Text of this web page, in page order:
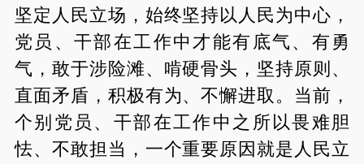
坚定人民立场，始终坚持以人民为中心，
党员、干部在工作中才能有底气、有勇
气，敢于涉险滩、啃硬骨头，坚持原则、
直面矛盾，积极有为、不懈进取。当前，
个别党员、干部在工作中之所以畏难胆
怯、不敢担当，一个重要原因就是人民立